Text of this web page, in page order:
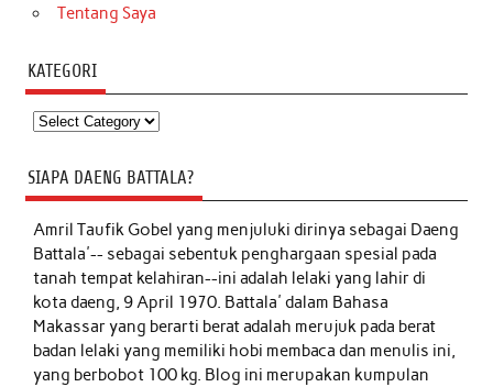
Tentang Saya
KATEGORI
Kategori
SIAPA DAENG BATTALA?
Amril Taufik Gobelyang menjuluki dirinya sebagai Daeng
Battala'-- sebagai sebentuk penghargaan spesial pada
tanah tempat kelahiran--ini adalah lelaki yang lahir di
kota daeng, 9 April 1970. Battala' dalam Bahasa
Makassar yang berarti berat adalah merujuk pada berat
badan lelaki yang memiliki hobi membaca dan menulis ini,
yang berbobot 100 kg. Blog ini merupakan kumpulan